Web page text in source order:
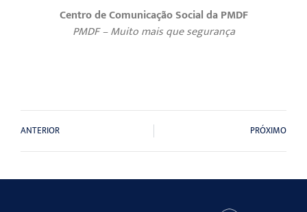
Centro de Comunicação Social da PMDF
PMDF – Muito mais que segurança
ANTERIOR PRÓXIMO